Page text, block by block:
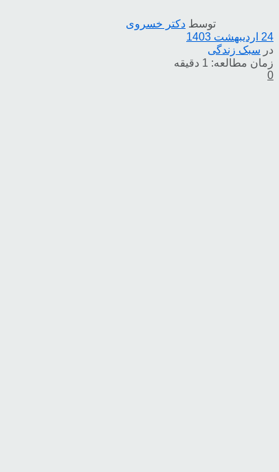
توسط دکتر خسروی
24 اردیبهشت 1403
در سبک زندگی
زمان مطالعه: 1 دقیقه
0